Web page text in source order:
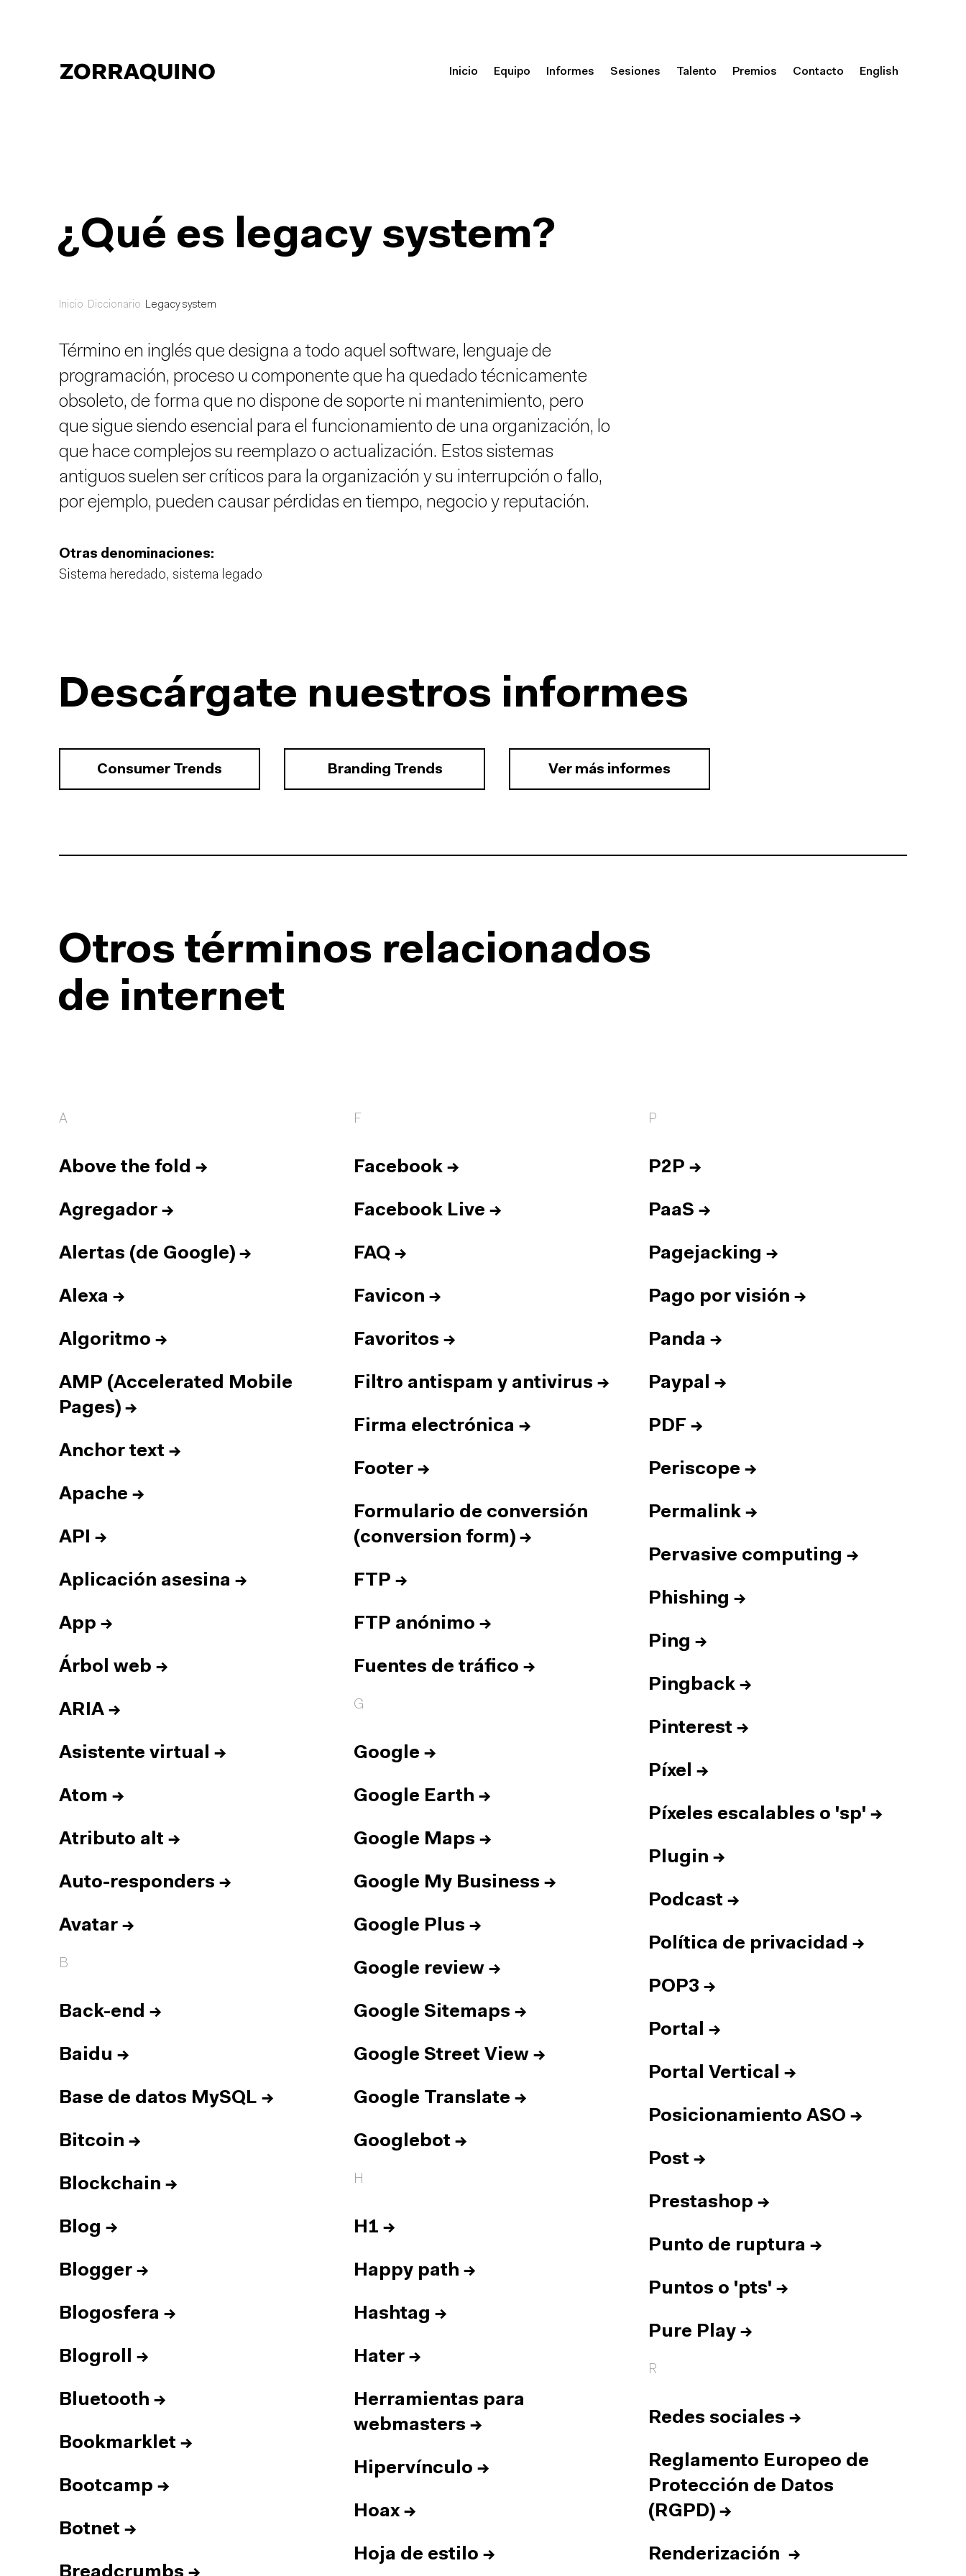
Inicio Equipo Informes Sesiones Talento Premios Contacto English
¿Qué es legacy system?
Inicio Diccionario Legacy system
Término en inglés que designa a todo aquel software, lenguaje de
programación, proceso u componente que ha quedado técnicamente
obsoleto, de forma que no dispone de soporte ni mantenimiento, pero
que sigue siendo esencial para el funcionamiento de una organización, lo
que hace complejos su reemplazo o actualización. Estos sistemas
antiguos suelen ser críticos para la organización y su interrupción o fallo,
por ejemplo, pueden causar pérdidas en tiempo, negocio y reputación.
Otras denominaciones:
Sistema heredado, sistema legado
Descárgate nuestros informes
Consumer Trends Branding Trends Ver más informes
Otros términos relacionados
de internet
A
Above the fold →
Agregador →
Alertas (de Google) →
Alexa →
Algoritmo →
AMP (Accelerated Mobile
Pages) →
Anchor text →
Apache →
API →
Aplicación asesina →
App →
Árbol web →
ARIA →
Asistente virtual →
Atom →
Atributo alt →
Auto-responders →
Avatar →
B
Back-end →
Baidu →
Base de datos MySQL →
Bitcoin →
Blockchain →
Blog →
Blogger →
Blogosfera →
Blogroll →
Bluetooth →
Bookmarklet →
Bootcamp →
Botnet →
F
Facebook →
Facebook Live →
FAQ →
Favicon →
Favoritos →
Filtro antispam y antivirus →
Firma electrónica →
Footer →
Formulario de conversión
(conversion form) →
FTP →
FTP anónimo →
Fuentes de tráfico →
G
Google →
Google Earth →
Google Maps →
Google My Business →
Google Plus →
Google review →
Google Sitemaps →
Google Street View →
Google Translate →
Googlebot →
H
H1 →
Happy path →
Hashtag →
Hater →
Herramientas para
webmasters →
Hipervínculo →
Hoax →
Hoja de estilo →
P
P2P →
PaaS →
Pagejacking →
Pago por visión →
Panda →
Paypal →
PDF →
Periscope →
Permalink →
Pervasive computing →
Phishing →
Ping →
Pingback →
Pinterest →
Píxel →
Píxeles escalables o 'sp' →
Plugin →
Podcast →
Política de privacidad →
POP3 →
Portal →
Portal Vertical →
Posicionamiento ASO →
Post →
Prestashop →
Punto de ruptura →
Puntos o 'pts' →
Pure Play →
R
Redes sociales →
Reglamento Europeo de
Protección de Datos
(RGPD) →
Renderización →